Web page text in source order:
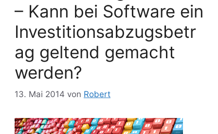
– Kann bei Software ein
Investitionsabzugsbetr
ag geltend gemacht
werden?
13. Mai 2014 von Robert